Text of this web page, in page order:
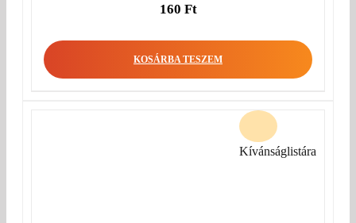
160 Ft
KOSÁRBA TESZEM
Kívánságlistára